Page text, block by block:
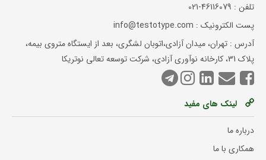
تلفن : 021-46116079
پست الکترونیک : info@testotype.com
آدرس : تهران، میدان آزادی،اتوبان لشگری، بعد از ایستگاه متروی بیمه،
پلاک 31، کارخانه نوآوری آزادی، شرکت توسعه تعالی نوتریکا
لینک های مفید
درباره ما
همکاری با ما